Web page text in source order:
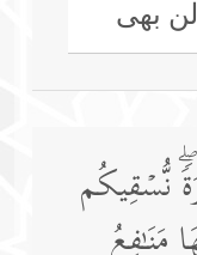
بھی
نُّسۡقِیكُم
مَنَـٰفِعُ